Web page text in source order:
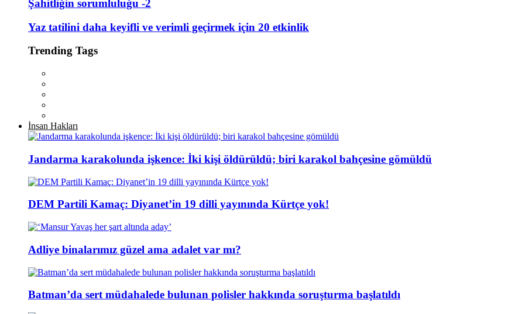
Şahitliğin sorumluluğu -2
Yaz tatilini daha keyifli ve verimli geçirmek için 20 etkinlik
Trending Tags
İnsan Hakları
Jandarma karakolunda işkence: İki kişi öldürüldü; biri karakol bahçesine gömüldü
DEM Partili Kamaç: Diyanet’in 19 dilli yayınında Kürtçe yok!
Adliye binalarımız güzel ama adalet var mı?
Batman’da sert müdahalede bulunan polisler hakkında soruşturma başlatıldı